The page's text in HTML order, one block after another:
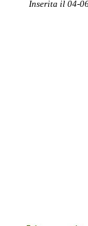
Inserita il 04-